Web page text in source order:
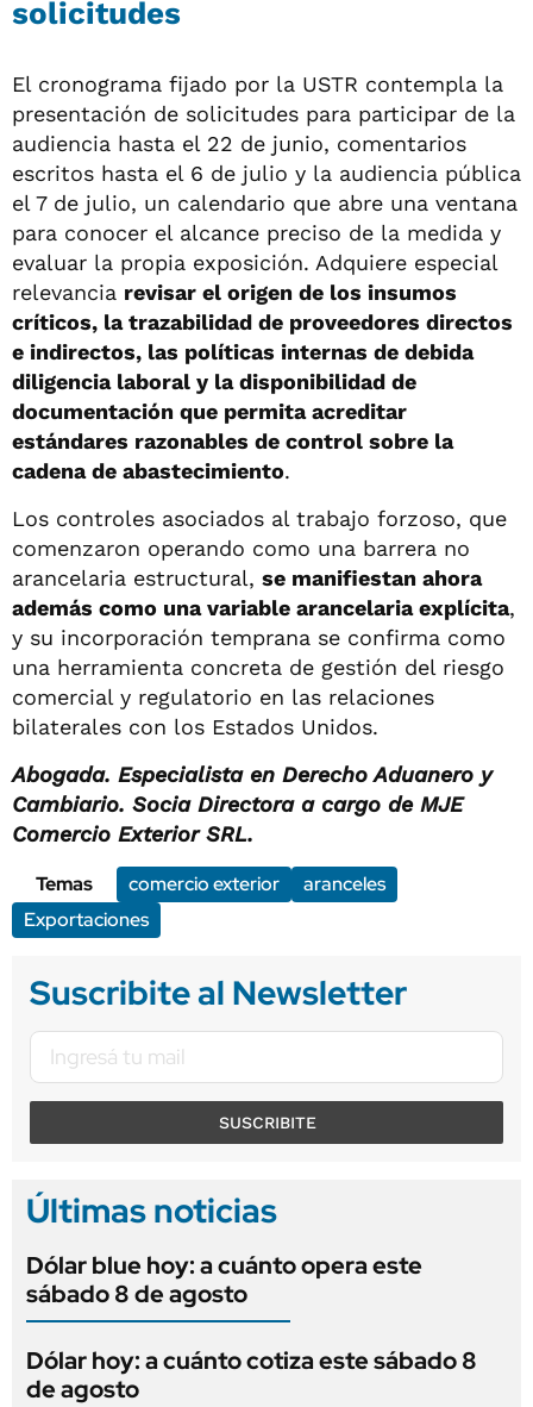
solicitudes
El cronograma fijado por la USTR contempla la
presentación de solicitudes para participar de la
audiencia hasta el 22 de junio, comentarios
escritos hasta el 6 de julio y la audiencia pública
el 7 de julio, un calendario que abre una ventana
para conocer el alcance preciso de la medida y
evaluar la propia exposición. Adquiere especial
relevancia revisar el origen de los insumos
críticos, la trazabilidad de proveedores directos
e indirectos, las políticas internas de debida
diligencia laboral y la disponibilidad de
documentación que permita acreditar
estándares razonables de control sobre la
cadena de abastecimiento.
Los controles asociados al trabajo forzoso, que
comenzaron operando como una barrera no
arancelaria estructural, se manifiestan ahora
además como una variable arancelaria explícita,
y su incorporación temprana se confirma como
una herramienta concreta de gestión del riesgo
comercial y regulatorio en las relaciones
bilaterales con los Estados Unidos.
Abogada. Especialista en Derecho Aduanero y
Cambiario. Socia Directora a cargo de MJE
Comercio Exterior SRL.
Temas
comercio exterior
aranceles
Exportaciones
Suscribite al Newsletter
SUSCRIBITE
Últimas noticias
Dólar blue hoy: a cuánto opera este
sábado 8 de agosto
Dólar hoy: a cuánto cotiza este sábado 8
de agosto